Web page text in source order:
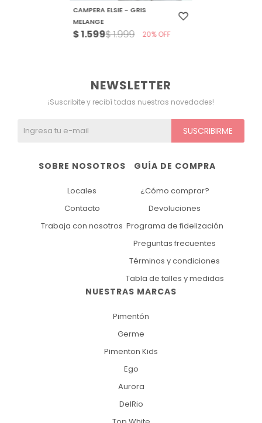
CAMPERA ELSIE - GRIS
MELANGE
$1.599$1.999 20
NUESTRAS MARCAS
Pimentón
Germe
Pimenton Kids
Ego
Aurora
DelRio
GUÍA DE COMPRA
¿Cómo comprar?
Devoluciones
Programa de fidelización
Preguntas frecuentes
Términos y condiciones
Tabla de talles y medidas
SOBRE NOSOTROS
Locales
Contacto
Trabaja con nosotros
NEWSLETTER
¡Suscribite y recibí todas nuestras novedades!
SUSCRIBIRME